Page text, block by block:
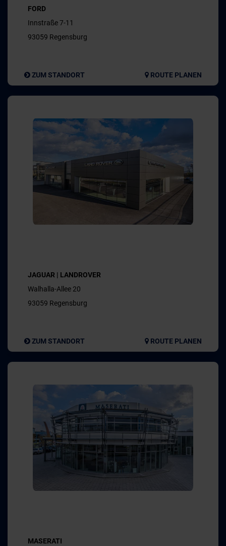
FORD
Innstraße 7-11
93059 Regensburg
ZUM STANDORT ROUTE PLANEN
JAGUAR | LANDROVER
Walhalla-Allee 20
93059 Regensburg
ZUM STANDORT ROUTE PLANEN
MASERATI